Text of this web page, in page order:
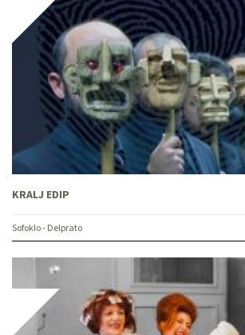
KRALJ EDIP
Sofoklo - Delprato